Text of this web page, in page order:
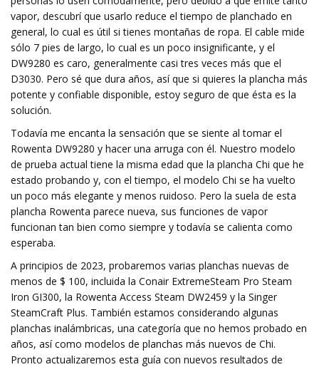
vapor, descubrí que usarlo reduce el tiempo de planchado en
general, lo cual es útil si tienes montañas de ropa. El cable mide
sólo 7 pies de largo, lo cual es un poco insignificante, y el
DW9280 es caro, generalmente casi tres veces más que el
D3030. Pero sé que dura años, así que si quieres la plancha más
potente y confiable disponible, estoy seguro de que ésta es la
solución.
Todavía me encanta la sensación que se siente al tomar el
Rowenta DW9280 y hacer una arruga con él. Nuestro modelo
de prueba actual tiene la misma edad que la plancha Chi que he
estado probando y, con el tiempo, el modelo Chi se ha vuelto
un poco más elegante y menos ruidoso. Pero la suela de esta
plancha Rowenta parece nueva, sus funciones de vapor
funcionan tan bien como siempre y todavía se calienta como
esperaba.
A principios de 2023, probaremos varias planchas nuevas de
menos de $ 100, incluida la Conair ExtremeSteam Pro Steam
Iron GI300, la Rowenta Access Steam DW2459 y la Singer
SteamCraft Plus. También estamos considerando algunas
planchas inalámbricas, una categoría que no hemos probado en
años, así como modelos de planchas más nuevos de Chi.
Pronto actualizaremos esta guía con nuevos resultados de